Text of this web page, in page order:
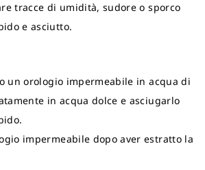
tracce di umidità, sudore o sporco
e asciutto.
un orologio impermeabile in acqua di
in acqua dolce e asciugarlo
impermeabile dopo aver estratto la